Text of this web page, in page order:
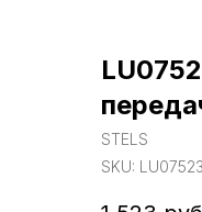
STELS
SKU: